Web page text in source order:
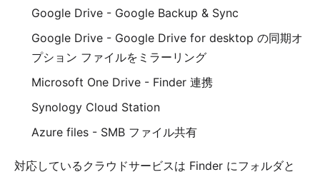
Google Drive - Google Backup & Sync
Google Drive - Google Drive for desktop の同期オ
プション ファイルをミラーリング
Microsoft One Drive - Finder 連携
Synology Cloud Station
Azure files - SMB ファイル共有
対応しているクラウドサービスは Finder にフォルダと